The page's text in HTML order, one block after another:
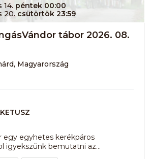
14. péntek 00:00
20. csütörtök 23:59
tábor 2026. 08.
Magyarország
egy egyhetes kerékpáros
igyekszünk bemutatni az...